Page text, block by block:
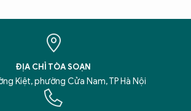
ĐỊA CHỈ TÒA SOẠN
Kiệt, phường Cửa Nam, TP Hà Nội